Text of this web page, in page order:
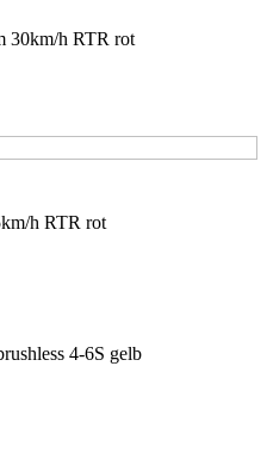
30km/h RTR rot
h RTR rot
4-6S gelb